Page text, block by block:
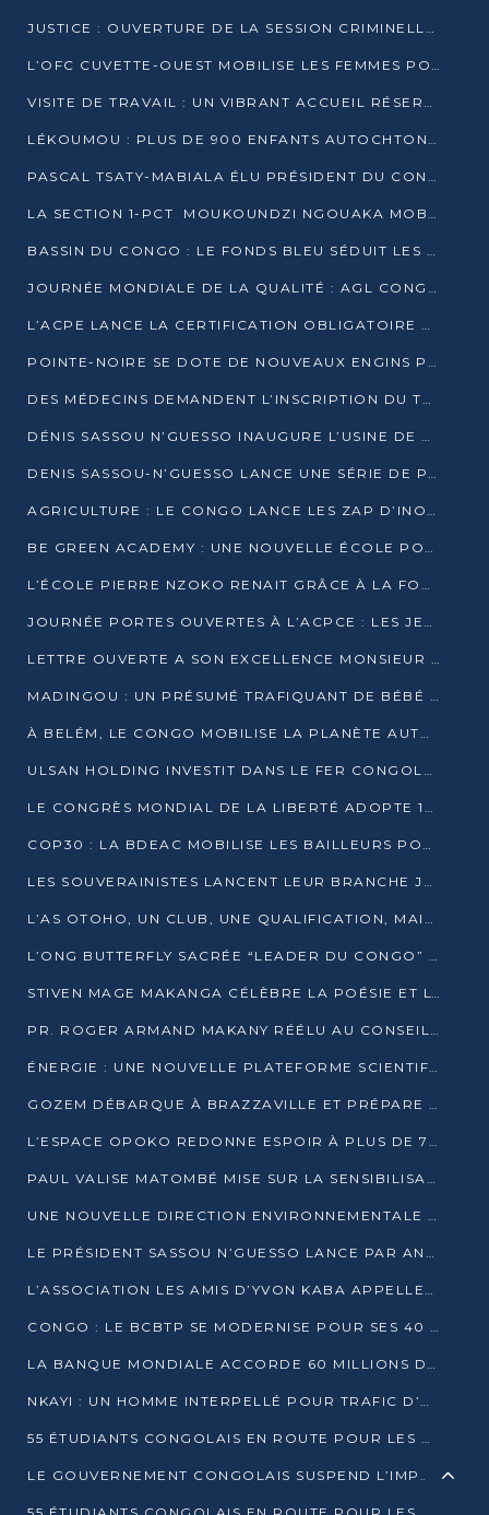
JUSTICE : OUVERTURE DE LA SESSION CRIMINELLE À BRAZZAVILLE AVEC 52 DOSSIERS AU RÔLE
L’OFC CUVETTE-OUEST MOBILISE LES FEMMES POUR ACCUEILLIR LE PRÉSIDENT DE LA RÉPUBLIQUE
VISITE DE TRAVAIL : UN VIBRANT ACCUEIL RÉSERVÉ À DENIS SASSOU-N’GUESSO PAR L’ASSOCIATION « LES AMIS DE WOMO »
LÉKOUMOU : PLUS DE 900 ENFANTS AUTOCHTONES REÇOIVENT DES KITS SCOLAIRES GRÂCE À L’ESPACE OPOKO
PASCAL TSATY-MABIALA ÉLU PRÉSIDENT DU CONSEIL NATIONAL DE L’UPADS
LA SECTION 1-PCT MOUKOUNDZI NGOUAKA MOBILISE 100 000 FCFA POUR LE 6ᵉ CONGRÈS DU PARTI
BASSIN DU CONGO : LE FONDS BLEU SÉDUIT LES BAILLEURS À BELÉM
JOURNÉE MONDIALE DE LA QUALITÉ : AGL CONGO FORME ET SENSIBILISE LES JEUNES TALENTS
L’ACPE LANCE LA CERTIFICATION OBLIGATOIRE DES CONTRATS DE TRAVAIL DES TRANSPORTEURS
POINTE-NOIRE SE DOTE DE NOUVEAUX ENGINS POUR L’ASSAINISSEMENT ET L’ENTRETIEN ROUTIER
DES MÉDECINS DEMANDENT L’INSCRIPTION DU TRAITEMENT DU PIED-BOT DANS LES CURSUS UNIVERSITAIRES
DÉNIS SASSOU N’GUESSO INAUGURE L’USINE DE VALORISATION DU GAZ ASSOCIÉ
DENIS SASSOU-N’GUESSO LANCE UNE SÉRIE DE PROJETS DANS LE KOUILOU
AGRICULTURE : LE CONGO LANCE LES ZAP D’INONI ET YONO
BE GREEN ACADEMY : UNE NOUVELLE ÉCOLE POUR LES MÉTIERS DE L’ÉCOLOGIE À POINTE-NOIRE
L’ÉCOLE PIERRE NZOKO RENAIT GRÂCE À LA FONDATION MUCODEC
JOURNÉE PORTES OUVERTES À L’ACPCE : LES JEUNES EN IMMERSION DANS L’ENTREPRISE
LETTRE OUVERTE A SON EXCELLENCE MONSIEUR DENIS SASSOU NGUESSO, PRESIDENT DE LAREPUBLIQUE DU CONGO
MADINGOU : UN PRÉSUMÉ TRAFIQUANT DE BÉBÉ CHIMPANZÉ FIXÉ SUR SON SORT LE 20 NOVEMBRE
À BELÉM, LE CONGO MOBILISE LA PLANÈTE AUTOUR DU FONDS BLEU POUR LE BASSIN DU CONGO
ULSAN HOLDING INVESTIT DANS LE FER CONGOLAIS
LE CONGRÈS MONDIAL DE LA LIBERTÉ ADOPTE 14 RÉSOLUTIONS HISTORIQUES
COP30 : LA BDEAC MOBILISE LES BAILLEURS POUR LE FONDS BLEU DU BASSIN DU CONGO
LES SOUVERAINISTES LANCENT LEUR BRANCHE JEUNE À BRAZZAVILLE
L’AS OTOHO, UN CLUB, UNE QUALIFICATION, MAIS ENCORE DES DOUTES
L’ONG BUTTERFLY SACRÉE “LEADER DU CONGO” AU PRIX D’EXCELLENCE 2025
STIVEN MAGE MAKANGA CÉLÈBRE LA POÉSIE ET L’HUMAIN AVEC SON RECUEIL “HECTARE”
PR. ROGER ARMAND MAKANY RÉÉLU AU CONSEIL DE L’AUF
ÉNERGIE : UNE NOUVELLE PLATEFORME SCIENTIFIQUE POUR LA TRANSITION ÉNERGÉTIQUE EN AFRIQUE CENTRALE
GOZEM DÉBARQUE À BRAZZAVILLE ET PRÉPARE SON ARRIVÉE À POINTE-NOIRE
L’ESPACE OPOKO REDONNE ESPOIR À PLUS DE 775 ÉLÈVES AUTOCHTONES DANS LE NORD DU CONGO
PAUL VALISE MATOMBÉ MISE SUR LA SENSIBILISATION POUR ÉRAQUER LE GRAND BANDITISME
UNE NOUVELLE DIRECTION ENVIRONNEMENTALE POUR RENFORCER LA GESTION DES DONNÉES AU CONGO
LE PRÉSIDENT SASSOU N’GUESSO LANCE PAR ANTICIPATION LA 39ÈME JOURNÉE NATIONALE DE L’ARBRE
L’ASSOCIATION LES AMIS D’YVON KABA APPELLENT DENIS SASSOU N’GUESSO À SE PORTER CANDIDAT
CONGO : LE BCBTP SE MODERNISE POUR SES 40 ANS D’EXISTENCE
LA BANQUE MONDIALE ACCORDE 60 MILLIONS DE DOLLARS POUR LA RÉSILIENCE URBAINE AU CONGO
NKAYI : UN HOMME INTERPELLÉ POUR TRAFIC D’UN BÉBÉ CHIMPANZÉ
55 ÉTUDIANTS CONGOLAIS EN ROUTE POUR LES UNIVERSITÉS ALGÉRIENNES
LE GOUVERNEMENT CONGOLAIS SUSPEND L’IMPORTATION DES MACHETTES ET DES MOTOS